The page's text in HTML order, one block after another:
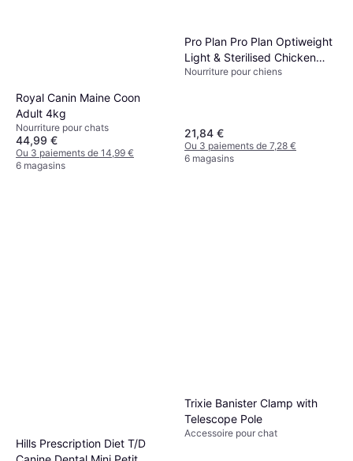
Royal Canin Maine Coon
Adult 4kg
Nourriture pour chats
44,99 €
Ou 3 paiements de 14,99 €
6 magasins
Pro Plan Pro Plan Optiweight
Light & Sterilised Chicken
Adult Dog Food 3kg
Nourriture pour chiens
21,84 €
Ou 3 paiements de 7,28 €
6 magasins
Hills Prescription Diet T/D
Trixie Banister Clamp with
Telescope Pole
Accessoire pour chat